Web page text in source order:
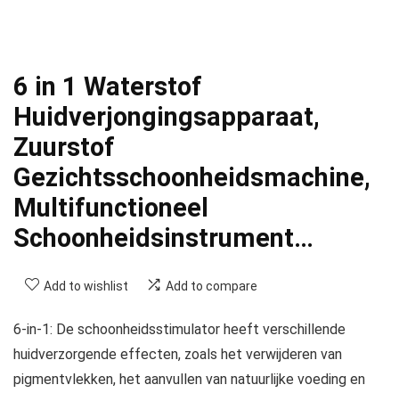
6 in 1 Waterstof
Huidverjongingsapparaat,
Zuurstof
Gezichtsschoonheidsmachine,
Multifunctioneel
Schoonheidsinstrument…
Add to wishlist Add to compare
6-in-1: De schoonheidsstimulator heeft verschillende
huidverzorgende effecten, zoals het verwijderen van
pigmentvlekken, het aanvullen van natuurlijke voeding en